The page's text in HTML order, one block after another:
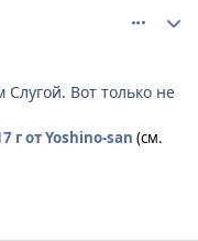
Вот только не
гот Yoshino-san (см.